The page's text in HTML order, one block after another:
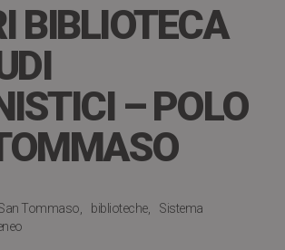
BIBLIOTECA
– POLO
Tommaso biblioteche
Sistema